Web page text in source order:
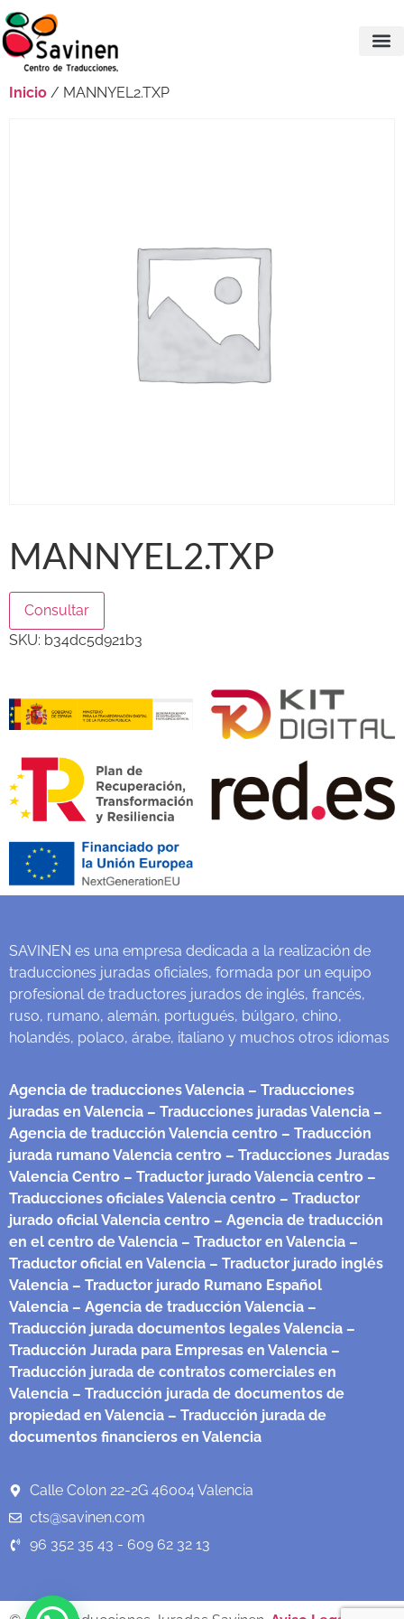
Inicio / MANNYEL2.TXP
MANNYEL2.TXP
Consultar
SKU: b34dc5d921b3
SAVINEN es una empresa dedicada a la realización de
traducciones juradas oficiales, formada por un equipo
profesional de traductores jurados de inglés, francés,
ruso, rumano, alemán, portugués, búlgaro, chino,
holandés, polaco, árabe, italiano y muchos otros idiomas
Agencia de traducciones Valencia – Traducciones
juradas en Valencia – Traducciones juradas Valencia –
Agencia de traducción Valencia centro – Traducción
jurada rumano Valencia centro – Traducciones Juradas
Valencia Centro – Traductor jurado Valencia centro –
Traducciones oficiales Valencia centro – Traductor
jurado oficial Valencia centro – Agencia de traducción
en el centro de Valencia – Traductor en Valencia –
Traductor oficial en Valencia – Traductor jurado inglés
Valencia – Traductor jurado Rumano Español
Valencia – Agencia de traducción Valencia –
Traducción jurada documentos legales Valencia –
Traducción Jurada para Empresas en Valencia –
Traducción jurada de contratos comerciales en
Valencia – Traducción jurada de documentos de
propiedad en Valencia – Traducción jurada de
documentos financieros en Valencia
Calle Colon 22-2G 46004 Valencia
cts@savinen.com
96 352 35 43 - 609 62 32 13